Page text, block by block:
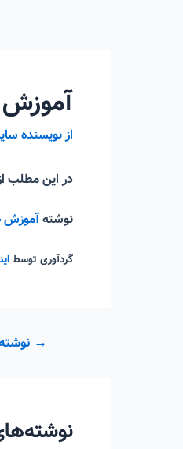
آموزش
ازنویسنده
در این مطلب
نوشتهآموزش
گردآوری توسط
راهبری
→